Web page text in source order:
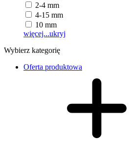
2-4 mm
4-15 mm
10 mm
więcej...ukryj
Wybierz kategorię
Oferta produktowa